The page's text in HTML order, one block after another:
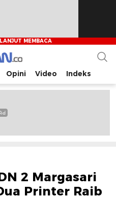
fakta bagi pembaca
Opini Video Indeks
2 Margasari
Printer Raib